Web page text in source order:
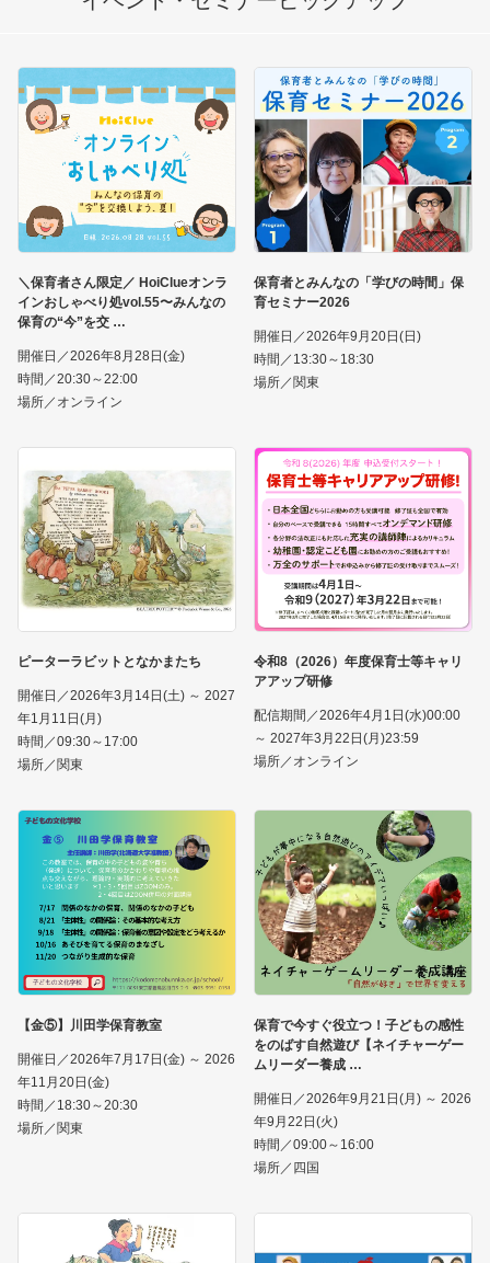
＼保育者さん限定／ HoiClueオンラ
インおしゃべり処vol.55〜みんなの
保育の“今”を交
開催日／2026年8月28日(金)
時間／20:30～22:00
場所／オンライン
保育者とみんなの「学びの時間」保
育セミナー2026
開催日／2026年9月20日(日)
時間／13:30～18:30
場所／関東
ピーターラビットとなかまたち
開催日／2026年3月14日(土) ～ 2027
年1月11日(月)
時間／09:30～17:00
場所／関東
令和8（2026）年度保育士等キャリ
アアップ研修
配信期間／2026年4月1日(水)00:00
～ 2027年3月22日(月)23:59
場所／オンライン
【金⑤】川田学保育教室
開催日／2026年7月17日(金) ～ 2026
年11月20日(金)
時間／18:30～20:30
場所／関東
保育で今すぐ役立つ！子どもの感性
をのばす自然遊び【ネイチャーゲー
ムリーダー養成
開催日／2026年9月21日(月) ～ 2026
年9月22日(火)
時間／09:00～16:00
場所／四国